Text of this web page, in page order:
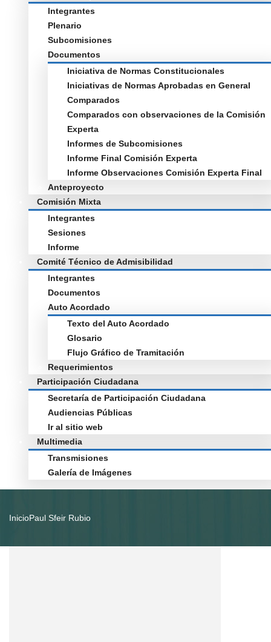
Integrantes
Plenario
Subcomisiones
Documentos
Iniciativa de Normas Constitucionales
Iniciativas de Normas Aprobadas en General
Comparados
Comparados con observaciones de la Comisión
Experta
Informes de Subcomisiones
Informe Final Comisión Experta
Informe Observaciones Comisión Experta Final
Anteproyecto
Comisión Mixta
Integrantes
Sesiones
Informe
Comité Técnico de Admisibilidad
Integrantes
Documentos
Auto Acordado
Texto del Auto Acordado
Glosario
Flujo Gráfico de Tramitación
Requerimientos
Participación Ciudadana
Secretaría de Participación Ciudadana
Audiencias Públicas
Ir al sitio web
Multimedia
Transmisiones
Galería de Imágenes
InicioPaul Sfeir Rubio